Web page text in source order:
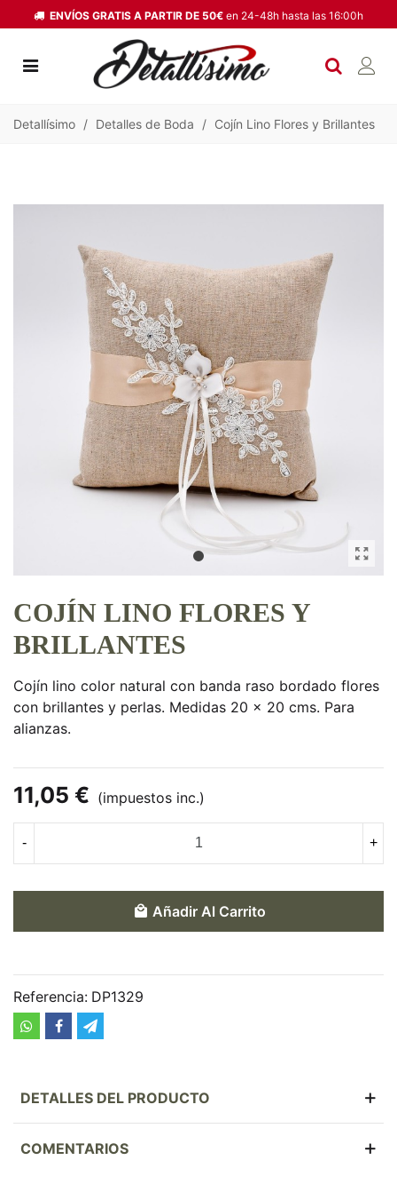
ENVÍOS GRATIS A PARTIR DE 50€ en 24-48h hasta las 16:00h
Detallísimo / Detalles de Boda / Cojín Lino Flores y Brillantes
COJÍN LINO FLORES Y
BRILLANTES
Cojín lino color natural con banda raso bordado flores
con brillantes y perlas. Medidas 20 x 20 cms. Para
alianzas.
11,05 € (impuestos inc.)
- +
Añadir Al Carrito
Referencia: DP1329
DETALLES DEL PRODUCTO
COMENTARIOS